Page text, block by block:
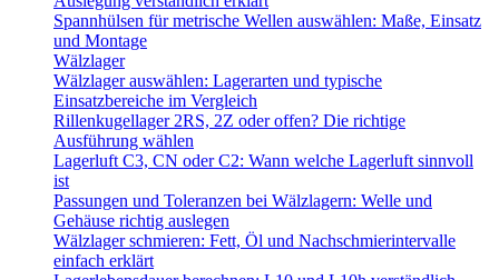
Spannhülsen für metrische Wellen auswählen: Maße, Einsatz
und Montage
Wälzlager
Wälzlager auswählen: Lagerarten und typische
Einsatzbereiche im Vergleich
Rillenkugellager 2RS, 2Z oder offen? Die richtige
Ausführung wählen
Lagerluft C3, CN oder C2: Wann welche Lagerluft sinnvoll
ist
Passungen und Toleranzen bei Wälzlagern: Welle und
Gehäuse richtig auslegen
Wälzlager schmieren: Fett, Öl und Nachschmierintervalle
einfach erklärt